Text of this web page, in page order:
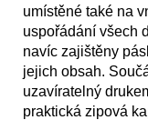
umístěné také na
uspořádání všech
navíc zajištěny
jejich obsah.
uzavíratelný
praktická zipová